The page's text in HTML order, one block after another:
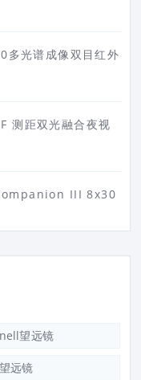
光谱成像双目红外
测距双光融合夜视
III 8x30
望远镜
远镜